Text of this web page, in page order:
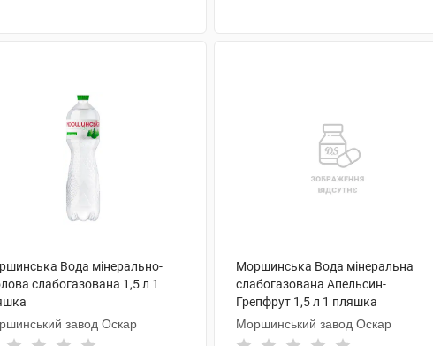
Вода мінерально-
слабогазована 1,5 л 1
завод Оскар
Моршинська Вода мінеральна
слабогазована Апельсин-
Грепфрут 1,5 л 1 пляшка
Моршинський завод Оскар